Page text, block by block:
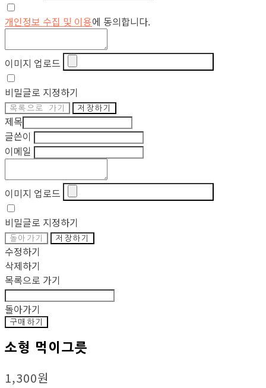
개인정보 수집 및 이용에 동의합니다.
이미지 업로드
비밀글로 지정하기
목록으로 가기 저장하기
제목
글쓴이
이메일
이미지 업로드
비밀글로 지정하기
돌아가기 저장하기
수정하기
삭제하기
목록으로 가기
돌아가기
구매하기
소형 먹이그릇
1,300원